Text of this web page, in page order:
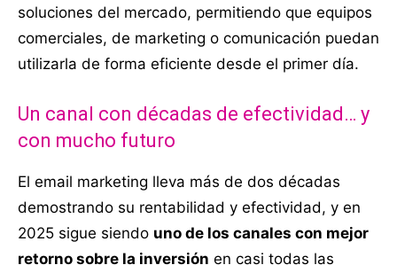
soluciones del mercado, permitiendo que equipos
comerciales, de marketing o comunicación puedan
utilizarla de forma eficiente desde el primer día.
Un canal con décadas de efectividad… y
con mucho futuro
El email marketing lleva más de dos décadas
demostrando su rentabilidad y efectividad, y en
2025 sigue siendo uno de los canales con mejor
retorno sobre la inversión en casi todas las